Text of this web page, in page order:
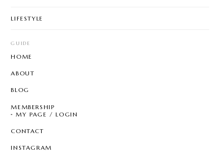
LIFESTYLE
GUIDE
HOME
ABOUT
BLOG
MEMBERSHIP
MY PAGE / LOGIN
CONTACT
INSTAGRAM